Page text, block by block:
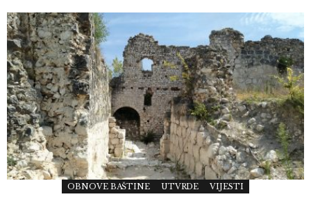
OBNOVE BAŠTINE UTVRDE VIJESTI